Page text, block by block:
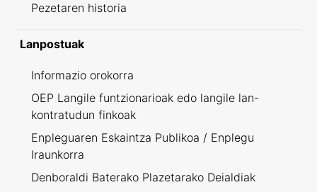
Pezetaren historia
Lanpostuak
Informazio orokorra
OEP Langile funtzionarioak edo langile lan-
kontratudun finkoak
Enpleguaren Eskaintza Publikoa / Enplegu
Iraunkorra
Denboraldi Baterako Plazetarako Deialdiak